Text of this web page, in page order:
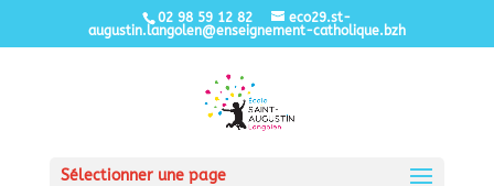
02 98 59 12 82
eco29.st-
augustin.langolen@enseignement-catholique.bzh
Sélectionner une page